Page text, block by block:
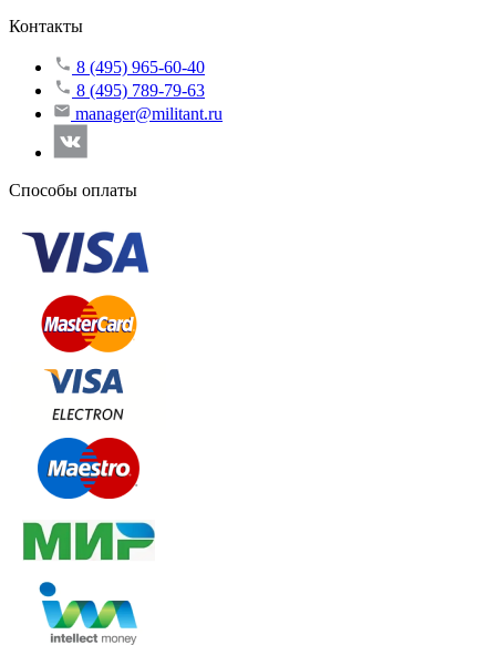
Контакты
8 (495) 965-60-40
8 (495) 789-79-63
manager@militant.ru
Способы оплаты